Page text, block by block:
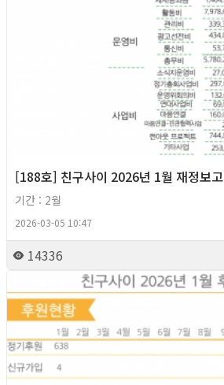
[188호] 친구사이 2026년 1월 재정보고
기간 : 2월
2026-03-05 10:47
14336